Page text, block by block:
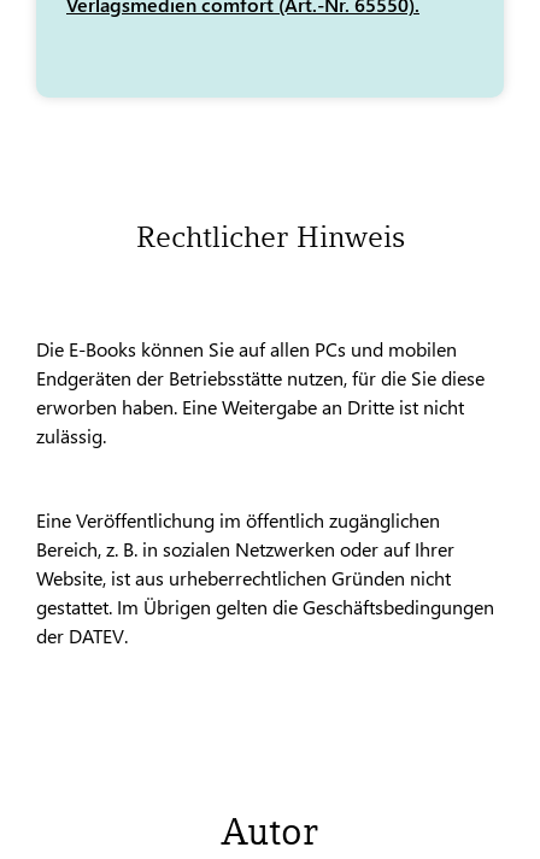
Rechtlicher Hinweis
Die E-Books können Sie auf allen PCs und mobilen
Endgeräten der Betriebsstätte nutzen, für die Sie diese
erworben haben. Eine Weitergabe an Dritte ist nicht
zulässig.
Eine Veröffentlichung im öffentlich zugänglichen
Bereich, z. B. in sozialen Netzwerken oder auf Ihrer
Website, ist aus urheberrechtlichen Gründen nicht
gestattet. Im Übrigen gelten die Geschäftsbedingungen
der DATEV.
Autor